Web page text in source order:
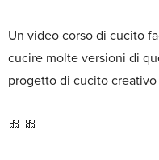
Un video corso di cucito
cucire molte versioni di
progetto di cucito creativo
🎀 🎀